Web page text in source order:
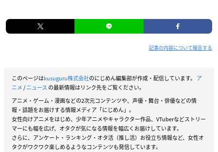
記事の内容について報告する
このページはkusuguru株式会社のにじめん編集部が作成・配信しています。 ア
ニメ/ニュース の最新情報はリンク先をご覧ください。
アニメ・ゲーム・漫画などの2次元コンテンツや、声優・舞台・俳優などの情
報・話題をお届けする情報メディア「にじめん」。
女性向けアニメをはじめ、少年アニメやキャラクター作品、VTuberなどストリー
マーにも幅を広げ、オタクが気になる情報を幅広くお届けしています。
さらに、アンケート・ランキング・オタ活（推し活）お役立ち情報など、女性オ
タクがワクワク楽しめるようなコンテンツも発信しています。